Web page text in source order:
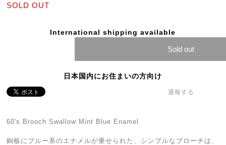
SOLD OUT
International shipping available
Sold out
日本国内にお住まいの方向け
通報する
60's Brooch Swallow Mint Blue Enamel
銅板にブルー系のエナメルが乗せられた、シンプルなブローチは、